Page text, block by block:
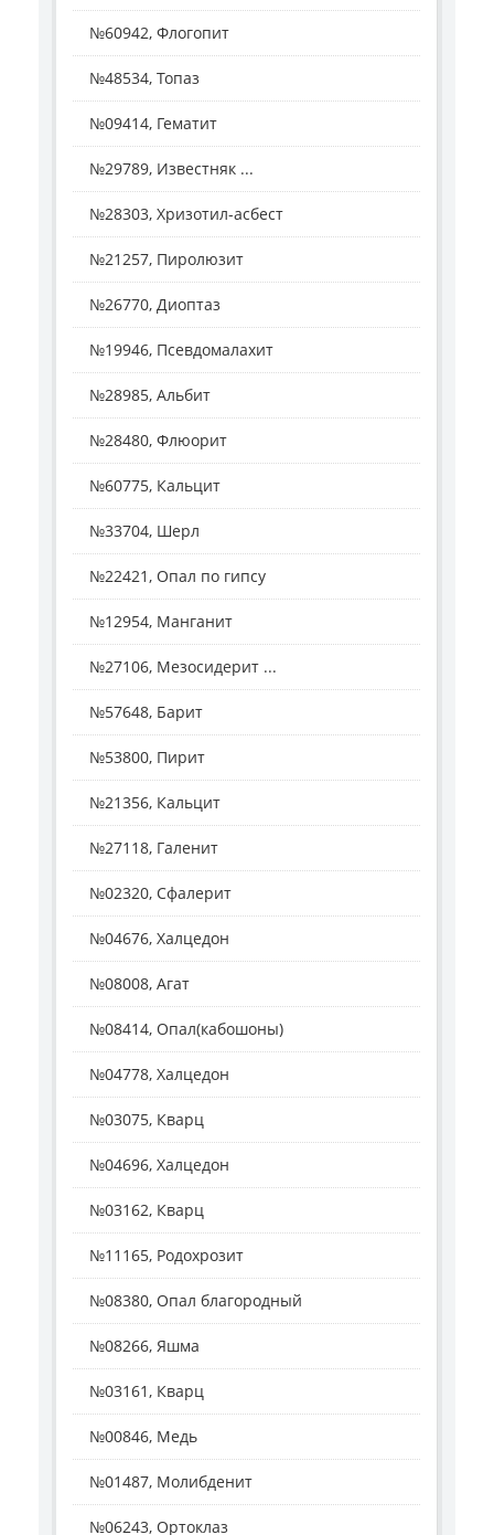
№60942, Флогопит
№48534, Топаз
№09414, Гематит
№29789, Известняк ...
№28303, Хризотил-асбест
№21257, Пиролюзит
№26770, Диоптаз
№19946, Псевдомалахит
№28985, Альбит
№28480, Флюорит
№60775, Кальцит
№33704, Шерл
№22421, Опал по гипсу
№12954, Манганит
№27106, Мезосидерит ...
№57648, Барит
№53800, Пирит
№21356, Кальцит
№27118, Галенит
№02320, Сфалерит
№04676, Халцедон
№08008, Агат
№08414, Опал(кабошоны)
№04778, Халцедон
№03075, Кварц
№04696, Халцедон
№03162, Кварц
№11165, Родохрозит
№08380, Опал благородный
№08266, Яшма
№03161, Кварц
№00846, Медь
№01487, Молибденит
№06243, Ортоклаз